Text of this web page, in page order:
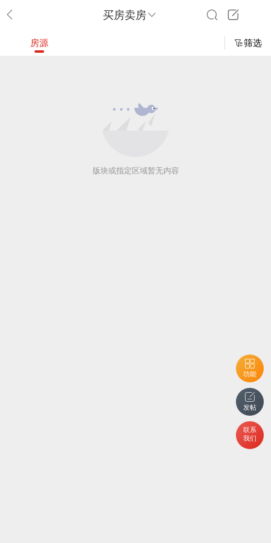
买房卖房
功能
发帖
联系
我们
房源 筛选
版块或指定区域暂无内容